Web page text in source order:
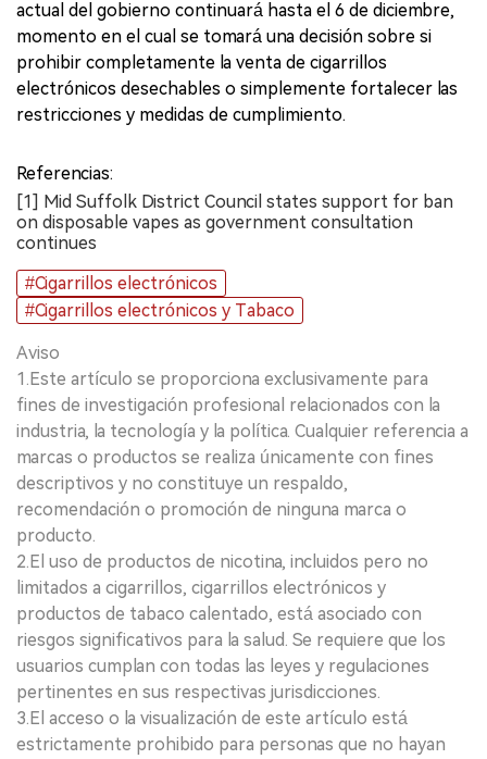
actual del gobierno continuará hasta el 6 de diciembre,
momento en el cual se tomará una decisión sobre si
prohibir completamente la venta de cigarrillos
electrónicos desechables o simplemente fortalecer las
restricciones y medidas de cumplimiento.
Referencias:
[1] Mid Suffolk District Council states support for ban
on disposable vapes as government consultation
continues
#Cigarrillos electrónicos
#Cigarrillos electrónicos y Tabaco
Aviso
1.Este artículo se proporciona exclusivamente para
fines de investigación profesional relacionados con la
industria, la tecnología y la política. Cualquier referencia a
marcas o productos se realiza únicamente con fines
descriptivos y no constituye un respaldo,
recomendación o promoción de ninguna marca o
producto.
2.El uso de productos de nicotina, incluidos pero no
limitados a cigarrillos, cigarrillos electrónicos y
productos de tabaco calentado, está asociado con
riesgos significativos para la salud. Se requiere que los
usuarios cumplan con todas las leyes y regulaciones
pertinentes en sus respectivas jurisdicciones.
3.El acceso o la visualización de este artículo está
estrictamente prohibido para personas que no hayan